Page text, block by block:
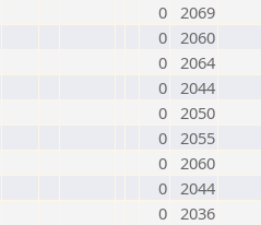
0 2069
0 2060
0 2064
0 2044
0 2050
0 2055
0 2060
0 2044
0 2036